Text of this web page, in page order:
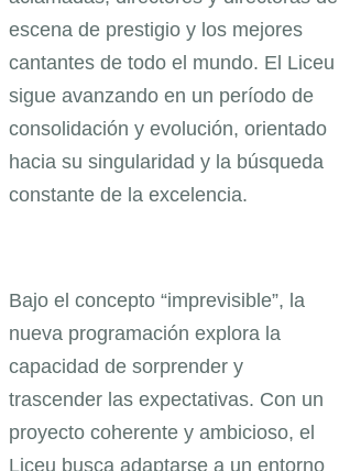
escena de prestigio y los mejores
cantantes de todo el mundo. El Liceu
sigue avanzando en un período de
consolidación y evolución, orientado
hacia su singularidad y la búsqueda
constante de la excelencia.
Bajo el concepto “imprevisible”, la
nueva programación explora la
capacidad de sorprender y
trascender las expectativas. Con un
proyecto coherente y ambicioso, el
Liceu busca adaptarse a un entorno